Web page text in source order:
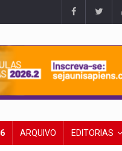
ARQUIVO EDITORIAS